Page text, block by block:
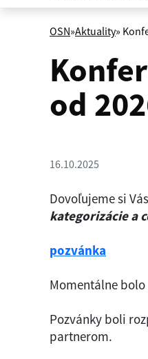
OSN»Aktuality»
od
16.10.2025
Dovoľujeme si
kategorizácie a
pozvánka
Momentálne
Pozvánky boli
partnerom.